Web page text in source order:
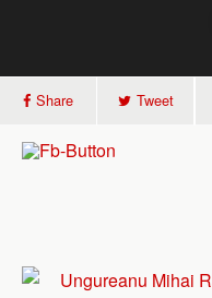
Share Tweet